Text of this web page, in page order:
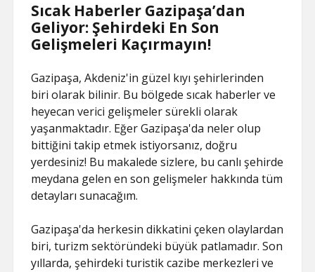
Sıcak Haberler Gazipaşa’dan
Geliyor: Şehirdeki En Son
Gelişmeleri Kaçırmayın!
Gazipaşa, Akdeniz'in güzel kıyı şehirlerinden
biri olarak bilinir. Bu bölgede sıcak haberler ve
heyecan verici gelişmeler sürekli olarak
yaşanmaktadır. Eğer Gazipaşa'da neler olup
bittiğini takip etmek istiyorsanız, doğru
yerdesiniz! Bu makalede sizlere, bu canlı şehirde
meydana gelen en son gelişmeler hakkında tüm
detayları sunacağım.
Gazipaşa'da herkesin dikkatini çeken olaylardan
biri, turizm sektöründeki büyük patlamadır. Son
yıllarda, şehirdeki turistik cazibe merkezleri ve